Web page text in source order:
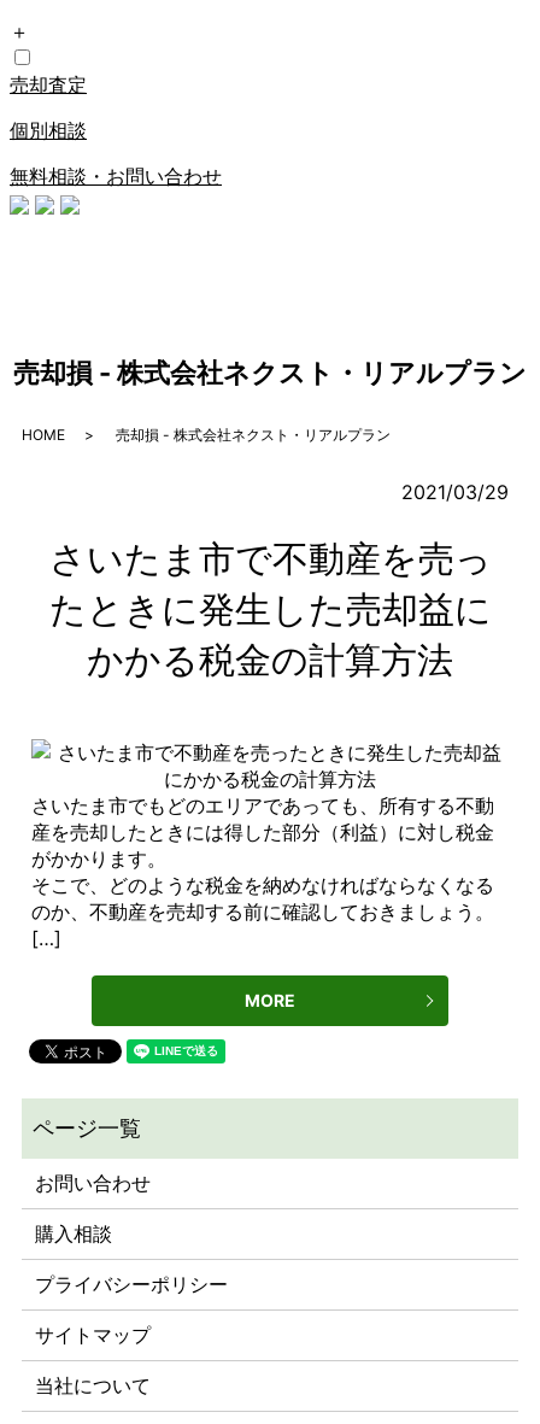
＋
売却査定
個別相談
無料相談・お問い合わせ
売却損 - 株式会社ネクスト・リアルプラン
HOME 売却損 - 株式会社ネクスト・リアルプラン
2021/03/29
さいたま市で不動産を売っ
たときに発生した売却益に
かかる税金の計算方法
さいたま市でもどのエリアであっても、所有する不動
産を売却したときには得した部分（利益）に対し税金
がかかります。
そこで、どのような税金を納めなければならなくなる
のか、不動産を売却する前に確認しておきましょう。
[…]
MORE
お問い合わせ
購入相談
プライバシーポリシー
サイトマップ
当社について